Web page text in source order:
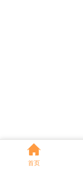
首页